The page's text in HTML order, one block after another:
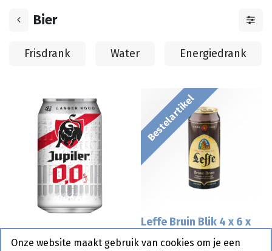
Bier
Frisdrank Water Energiedrank
Jupiler 0% 4 x 6 x 33 cl
Bestelartikel
Leffe Bruin Blik 4 x 6 x
Onze website maakt gebruik van cookies om je een